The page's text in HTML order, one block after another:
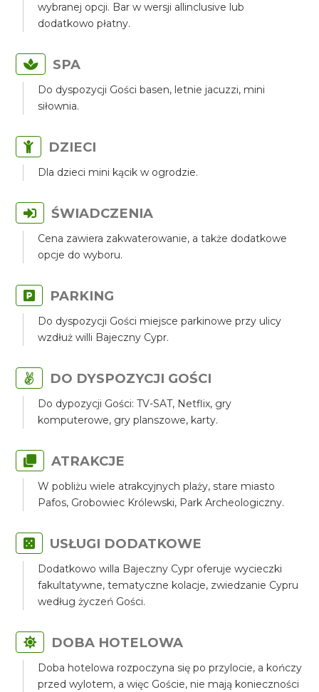
wybranej opcji. Bar w wersji allinclusive lub
dodatkowo płatny.
SPA
Do dyspozycji Gości basen, letnie jacuzzi, mini
siłownia.
DZIECI
Dla dzieci mini kącik w ogrodzie.
ŚWIADCZENIA
Cena zawiera zakwaterowanie, a także dodatkowe
opcje do wyboru.
PARKING
Do dyspozycji Gości miejsce parkinowe przy ulicy
wzdłuż willi Bajeczny Cypr.
DO DYSPOZYCJI GOŚCI
Do dypozycji Gości: TV-SAT, Netflix, gry
komputerowe, gry planszowe, karty.
ATRAKCJE
W pobliżu wiele atrakcyjnych plaży, stare miasto
Pafos, Grobowiec Królewski, Park Archeologiczny.
USŁUGI DODATKOWE
Dodatkowo willa Bajeczny Cypr oferuje wycieczki
fakultatywne, tematyczne kolacje, zwiedzanie Cypru
według życzeń Gości.
DOBA HOTELOWA
Doba hotelowa rozpoczyna się po przylocie, a kończy
przed wylotem, a więc Goście, nie mają konieczności